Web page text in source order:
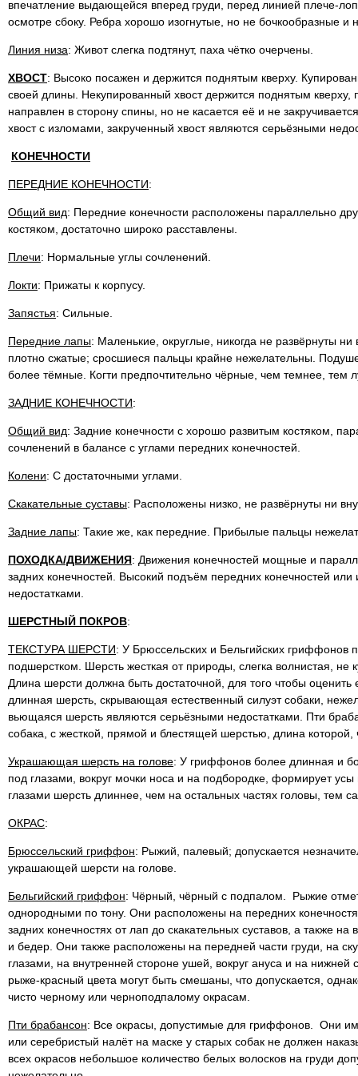
впечатление выдающейся вперед груди, перед линией плече-
осмотре сбоку. Ребра хорошо изогнутые, но не бочкообразные и
Линия низа: Живот слегка подтянут, паха чётко очерчены.
ХВОСТ: Высоко посажен и держится поднятым кверху.
своей длины. Некупированный хвост держится поднятым кверху,
направлен в сторону спины, но не касается её и не
хвост с изломами, закрученный хвост являются серьёзными
КОНЕЧНОСТИ
ПЕРЕДНИЕ КОНЕЧНОСТИ:
Общий вид: Передние конечности расположены параллельно
костяком, достаточно широко расставлены.
Плечи: Нормальные углы сочленений.
Локти: Прижаты к корпусу.
Запястья: Сильные.
Передние лапы: Маленькие, округлые, никогда не развёрнуты
плотно сжатые; сросшиеся пальцы крайне нежелательны.
более тёмные. Когти предпочтительно чёрные, чем темнее, тем
ЗАДНИЕ КОНЕЧНОСТИ:
Общий вид: Задние конечности с хорошо развитым костяком,
сочленений в балансе с углами передних конечностей.
Колени: С достаточными углами.
Скакательные суставы: Расположены низко, не развёрнуты ни
Задние лапы: Такие же, как передние. Прибылые пальцы
ПОХОДКА/ДВИЖЕНИЯ: Движения конечностей мощные и
задних конечностей. Высокий подъём передних конечностей или
недостатками.
ШЕРСТНЫЙ ПОКРОВ:
ТЕКСТУРА ШЕРСТИ: У Брюссельских и Бельгийских гриффонов
подшерстком. Шерсть жесткая от природы, слегка волнистая, не
Длина шерсти должна быть достаточной, для того чтобы оценить
длинная шерсть, скрывающая естественный силуэт собаки,
вьющаяся шерсть являются серьёзными недостатками. Пти
собака, с жесткой, прямой и блестящей шерстью, длина которой,
Украшающая шерсть на голове: У гриффонов более длинная и
под глазами, вокруг мочки носа и на подбородке, формирует
глазами шерсть длиннее, чем на остальных частях головы, тем
ОКРАС:
Брюссельский гриффон: Рыжий, палевый; допускается
украшающей шерсти на голове.
Бельгийский гриффон: Чёрный, чёрный с подпалом. Рыжие
однородными по тону. Они расположены на передних
задних конечностях от лап до скакательных суставов, а также на
и бедер. Они также расположены на передней части груди, на
глазами, на внутренней стороне ушей, вокруг ануса и на нижней
рыже-красный цвета могут быть смешаны, что допускается,
чисто черному или черноподпалому окрасам.
Пти брабансон: Все окрасы, допустимые для гриффонов. Они
или серебристый налёт на маске у старых собак не должен
всех окрасов небольшое количество белых волосков на груди